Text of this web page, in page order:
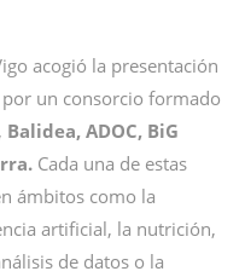
acogió la presentación
un consorcio formado
Balidea, ADOC, BiG
Cada una de estas
ámbitos como la
artificial, la nutrición,
de datos o la